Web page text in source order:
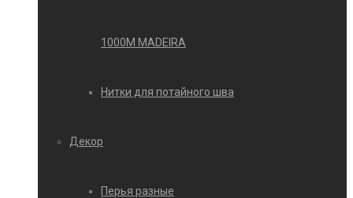
1000М MADEIRA
Нитки для потайного шва
Декор
Перья разные